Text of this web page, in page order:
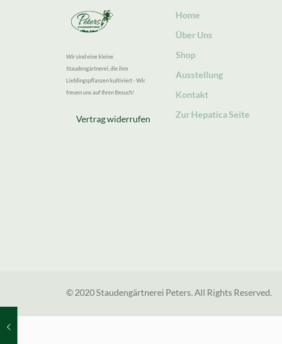
Wir sind eine kleine
Staudengärtnerei, die ihre
Lieblingspflanzen kultiviert - Wir
freuen uns auf Ihren Besuch!
Vertrag widerrufen
Home
Über Uns
Shop
Ausstellung
Kontakt
Zur Hepatica Seite
© 2020 Staudengärtnerei Peters. All Rights Reserved.